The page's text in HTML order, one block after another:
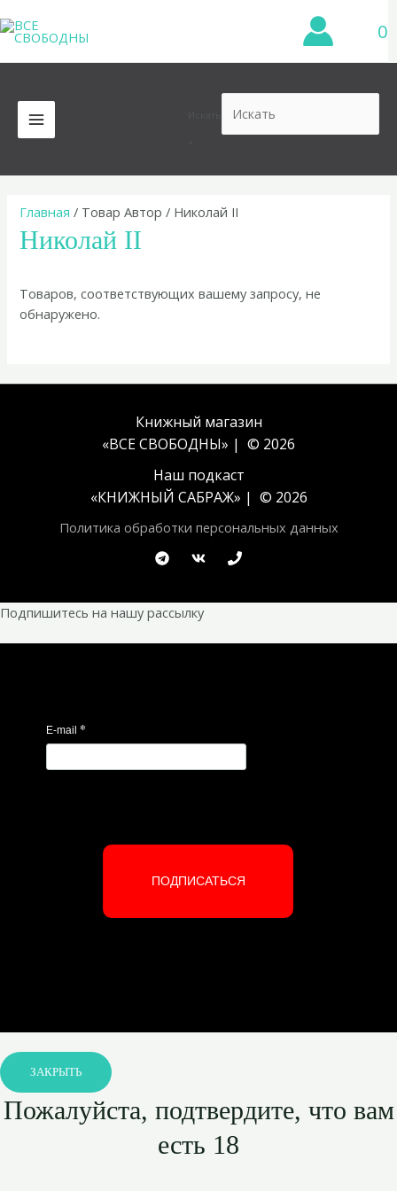
к
содержимому
0
MAIN
MENU
Главная / Товар Автор / Николай II
Николай II
Товаров, соответствующих вашему запросу, не
обнаружено.
Книжный магазин
«ВСЕ СВОБОДНЫ» | © 2026
Наш подкаст
«КНИЖНЫЙ САБРАЖ» | © 2026
Политика обработки персональных данных
Подпишитесь на нашу рассылку
E-mail *
ПОДПИСАТЬСЯ
ЗАКРЫТЬ
Пожалуйста, подтвердите, что вам
есть 18